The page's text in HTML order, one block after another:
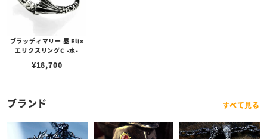
ブラッディマリー 昼 Elix
エリクスリングC -水-
¥18,700
ブランド すべて見る